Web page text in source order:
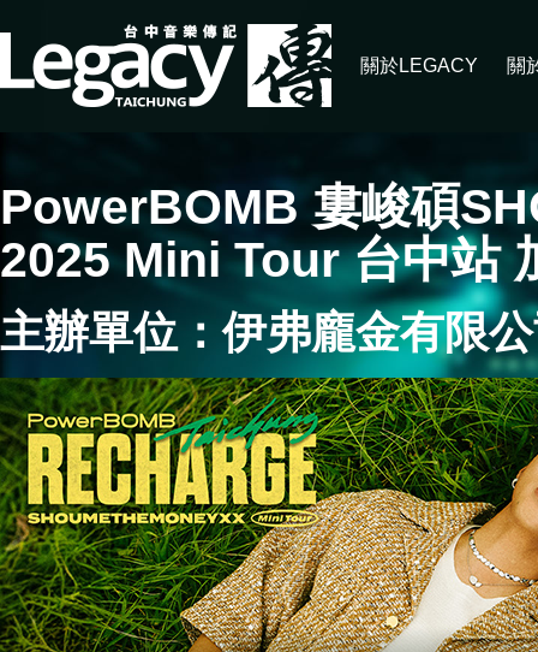
關於LEGACY 關
PowerBOMB 婁峻碩
2025 Mini Tour 台中站
主辦單位：伊弗龐金有限